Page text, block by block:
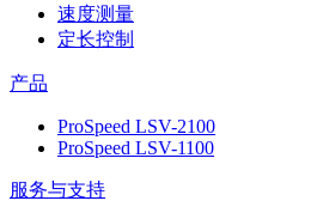
速度测量
定长控制
产品
ProSpeed LSV-2100
ProSpeed LSV-1100
服务与支持